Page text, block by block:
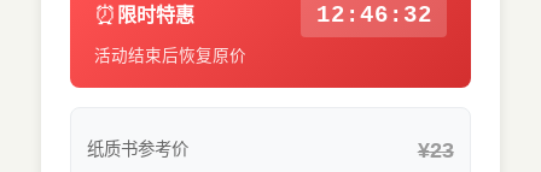
⏰ 限时特惠 12:46:31
活动结束后恢复原价
纸质书参考价 ¥23